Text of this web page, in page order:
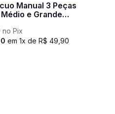
Manual 3 Peças
e Grande
no Pix
em1x de R$ 49,90